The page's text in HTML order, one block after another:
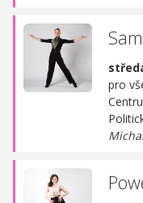
pro